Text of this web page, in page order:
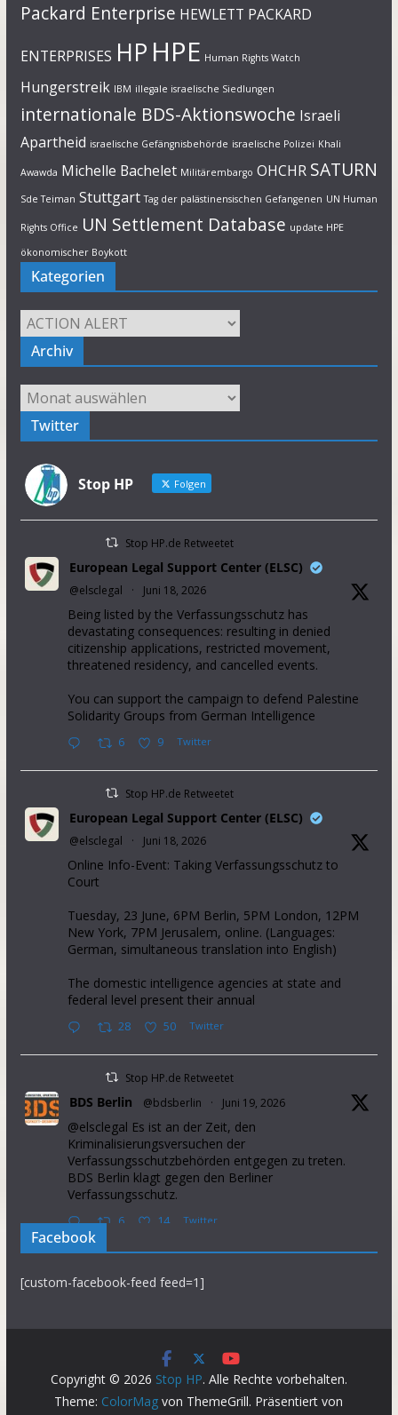
Packard Enterprise HEWLETT PACKARD
ENTERPRISES HP HPE Human Rights Watch
Hungerstreik IBM illegale israelische Siedlungen
internationale BDS-Aktionswoche Israeli
Apartheid israelische Gefängnisbehörde israelische Polizei Khali
Awawda Michelle Bachelet Militärembargo OHCHR SATURN
Sde Teiman Stuttgart Tag der palästinensischen Gefangenen UN Human
Rights Office UN Settlement Database update HPE
ökonomischer Boykott
Kategorien
Kategorien
Archiv
Archiv
Twitter
Stop HP Folgen
Stop HP.de Retweetet
European Legal Support Center (ELSC)
@elsclegal · Juni 18, 2026
Being listed by the Verfassungsschutz has
devastating consequences: resulting in denied
citizenship applications, restricted movement,
threatened residency, and cancelled events.
You can support the campaign to defend Palestine
Solidarity Groups from German Intelligence
6 9 Twitter
Stop HP.de Retweetet
European Legal Support Center (ELSC)
@elsclegal · Juni 18, 2026
Online Info-Event: Taking Verfassungsschutz to
Court
Tuesday, 23 June, 6PM Berlin, 5PM London, 12PM
New York, 7PM Jerusalem, online. (Languages:
German, simultaneous translation into English)
The domestic intelligence agencies at state and
federal level present their annual
28 50 Twitter
Stop HP.de Retweetet
BDS Berlin @bdsberlin · Juni 19, 2026
@elsclegal Es ist an der Zeit, den
Kriminalisierungsversuchen der
Verfassungsschutzbehörden entgegen zu treten.
BDS Berlin klagt gegen den Berliner
Verfassungsschutz.
6 14 Twitter
37 aid organisations from operating in the Occupied
Palestinian Territory. This will further intensify
suffering in the Gaza Strip.
Demand the gov introduce sanctions on Israel NOW.
Facebook
[custom-facebook-feed feed=1]
Copyright © 2026 Stop HP. Alle Rechte vorbehalten.
Theme: ColorMag von ThemeGrill. Präsentiert von